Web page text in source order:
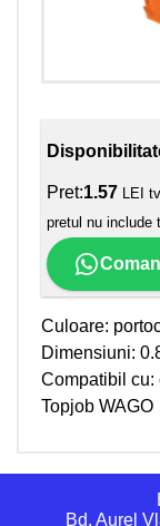
Pret:1.57 LEI
pretul nu include
Culoare:
Dimensiuni:
Compatibil cu:
Topjob WAGO
Bd. Aurel